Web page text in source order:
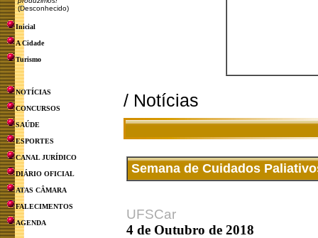
(Desconhecido)
Inicial
A Cidade
Turismo
NOTÍCIAS
CONCURSOS
SAÚDE
ESPORTES
CANAL JURÍDICO
DIÁRIO OFICIAL
ATAS CÂMARA
FALECIMENTOS
AGENDA
/ Notícias
Semana de Cuidados
UFSCar
4 de Outubro de 2018